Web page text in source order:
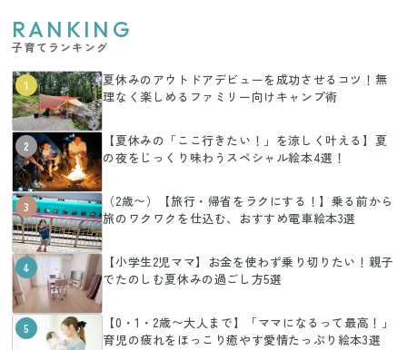
RANKING
子育てランキング
1
夏休みのアウトドアデビューを成功させるコツ！無
理なく楽しめるファミリー向けキャンプ術
2
【夏休みの「ここ行きたい！」を涼しく叶える】夏
の夜をじっくり味わうスペシャル絵本4選！
3
（2歳〜）【旅行・帰省をラクにする！】乗る前から
旅のワクワクを仕込む、おすすめ電車絵本3選
4
【小学生2児ママ】お金を使わず乗り切りたい！親子
でたのしむ夏休みの過ごし方5選
5
【0・1・2歳〜大人まで】「ママになるって最高！」
育児の疲れをほっこり癒やす愛情たっぷり絵本3選